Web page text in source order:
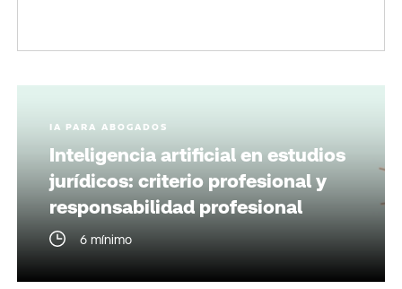
IA PARA ABOGADOS
Inteligencia artificial en estudios
jurídicos: criterio profesional y
responsabilidad profesional
6 mínimo